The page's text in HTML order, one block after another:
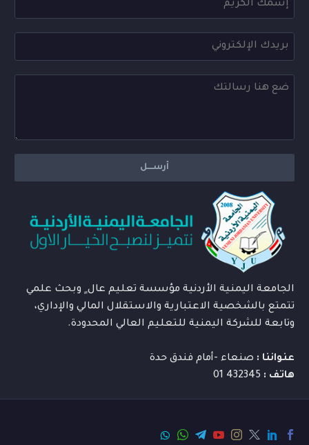
الجامعة اليمنية الأردنية مؤسسة تعليم عال ٍ وبحث علمي
تتمتع بالشخصية الاعتبارية والاستقلال المالي والإداري،
وتابعة للشركة اليمنية للتعليم العالي المحدودة.
عنواننا : صنعاء -أمام فندق حدة
هاتف :